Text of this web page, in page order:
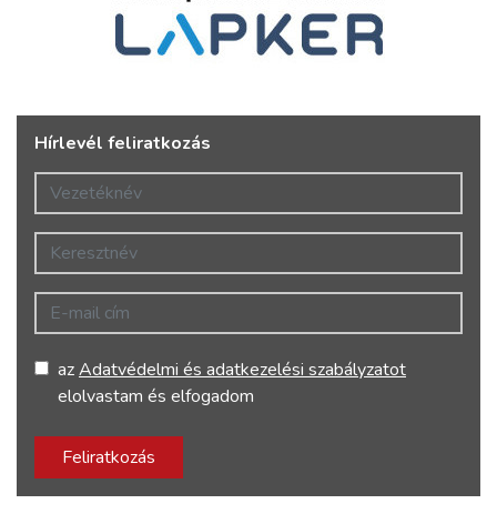
Hírlevél feliratkozás
Vezetéknév
Keresztnév
E-mail cím
azAdatvédelmi és adatkezelési szabályzatot
elolvastam és elfogadom
Feliratkozás